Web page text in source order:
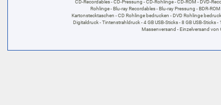
CD-Recordables CD-Pressung CD-Rohlinge CD-ROM
DVD-
Rohlinge
Blu-ray Recordables Blu-ray Pressung
BDR-ROM
Kartonstecktaschen
CD Rohlinge bedrucken
DVD Rohlinge
Digitaldruck
Tintenstrahldruck 4 GB USB-Sticks 8 GB USB-Sticks
Massenversand
Einzelversand von